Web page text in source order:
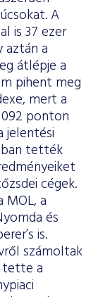
A
is 37 ezer
aztán a
átlépje a
pihent meg
mert a
ponton
jelentési
tették
cégek.
MOL, a
és
is.
számoltak
tette a